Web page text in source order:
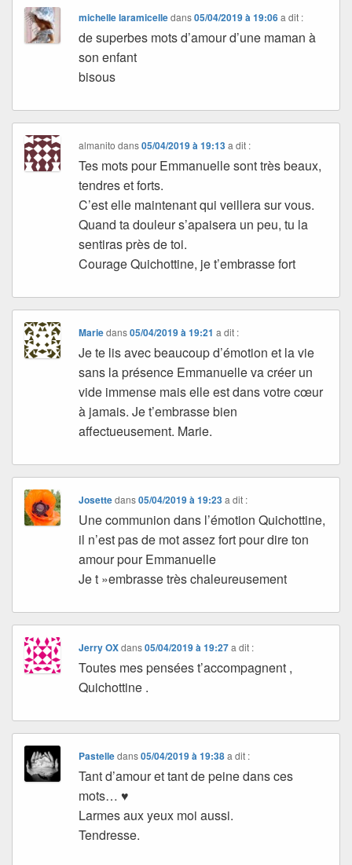
michelle laramicelledans05/04/2019 à 19:06 a dit :
de superbes mots d’amour d’une maman à
son enfant
bisous
almanito dans05/04/2019 à 19:13 a dit :
Tes mots pour Emmanuelle sont très beaux,
tendres et forts.
C’est elle maintenant qui veillera sur vous.
Quand ta douleur s’apaisera un peu, tu la
sentiras près de toi.
Courage Quichottine, je t’embrasse fort
Mariedans05/04/2019 à 19:21 a dit :
Je te lis avec beaucoup d’émotion et la vie
sans la présence Emmanuelle va créer un
vide immense mais elle est dans votre cœur
à jamais. Je t’embrasse bien
affectueusement. Marie.
Josettedans05/04/2019 à 19:23 a dit :
Une communion dans l’émotion Quichottine,
il n’est pas de mot assez fort pour dire ton
amour pour Emmanuelle
Je t »embrasse très chaleureusement
Jerry OXdans05/04/2019 à 19:27 a dit :
Toutes mes pensées t’accompagnent ,
Quichottine .
Pastelledans05/04/2019 à 19:38 a dit :
Tant d’amour et tant de peine dans ces
mots… ♥
Larmes aux yeux moi aussi.
Tendresse.